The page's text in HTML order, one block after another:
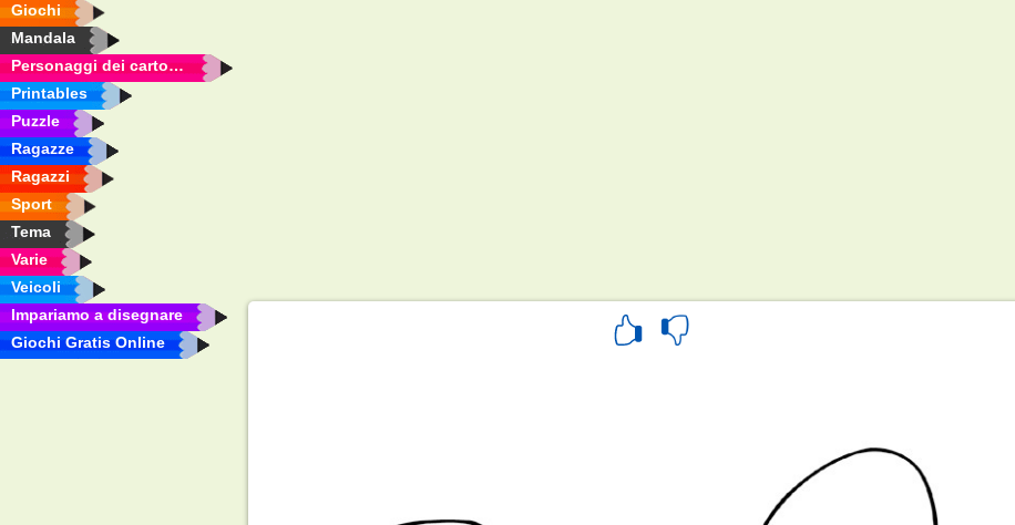
Giochi
Mandala
Personaggi dei cartoni animati
Printables
Puzzle
Ragazze
Ragazzi
Sport
Tema
Varie
Veicoli
Impariamo a disegnare
Giochi Gratis Online